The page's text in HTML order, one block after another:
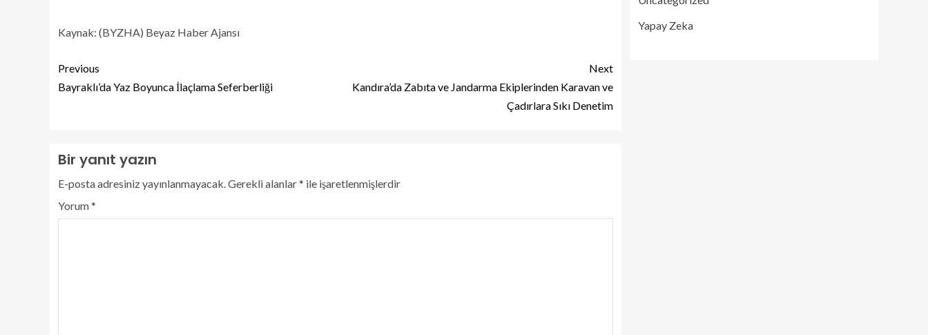
Kaynak: (BYZHA) Beyaz Haber Ajansı
Previous
Bayraklı’da Yaz Boyunca İlaçlama Seferberliği
Next
Kandıra’da Zabıta ve Jandarma Ekiplerinden Karavan ve
Çadırlara Sıkı Denetim
Bir yanıt yazın
E-posta adresiniz yayınlanmayacak.Gerekli alanlar* ile işaretlenmişlerdir
Yorum*
Yapay Zeka